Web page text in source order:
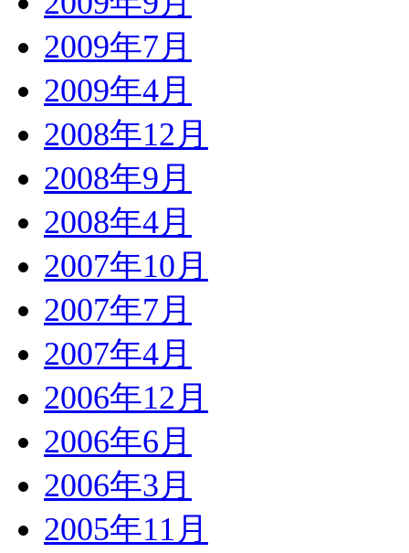
2009年7月
2009年4月
2008年12月
2008年9月
2008年4月
2007年10月
2007年7月
2007年4月
2006年12月
2006年6月
2006年3月
2005年11月